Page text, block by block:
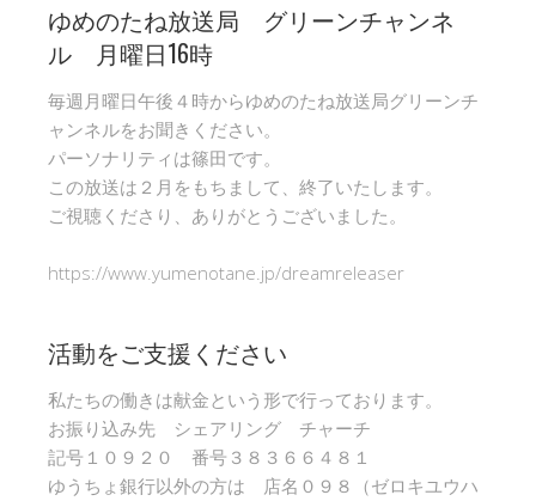
ゆめのたね放送局 グリーンチャンネ
ル 月曜日16時
毎週月曜日午後４時からゆめのたね放送局グリーンチ
ャンネルをお聞きください。
パーソナリティは篠田です。
この放送は２月をもちまして、終了いたします。
ご視聴くださり、ありがとうございました。
https://www.yumenotane.jp/dreamreleaser
活動をご支援ください
私たちの働きは献金という形で行っております。
お振り込み先 シェアリング チャーチ
記号１０９２０ 番号３８３６６４８１
ゆうちょ銀行以外の方は 店名０９８（ゼロキユウハ